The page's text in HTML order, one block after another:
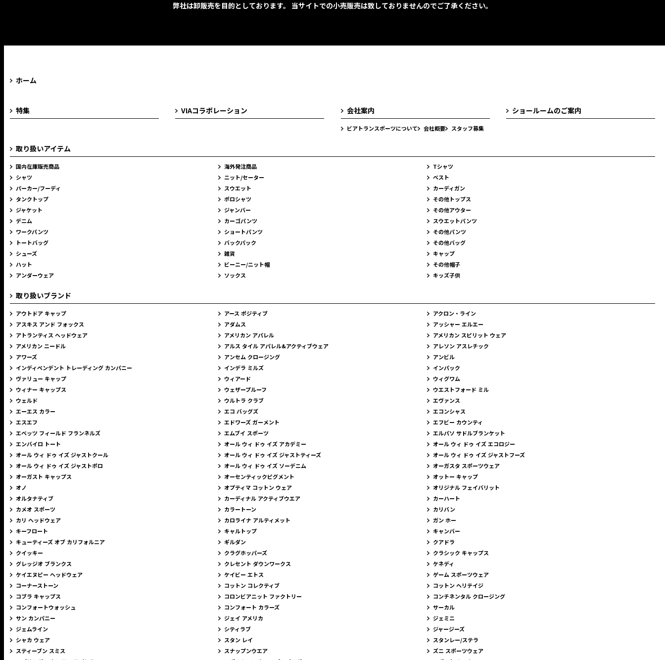
弊社は卸販売を目的としております。 当サイトでの小売販売は致しておりませんのでご了承ください。
ホーム
特集 VIAコラボレーション 会社案内
ビアトランスポーツについて 会社概要 スタッフ募集
ショールームのご案内
取り扱いブランド
アウトドア キャップ アース ポジティブ
アクロン・ライン
アスキス アンド フォックス
アダムス
アッシャー エルエー
アトランティス ヘッドウェア
アメリカン アパレル
アメリカン スピリット ウェア
アメリカン ニードル
アルス タイル アパレル&アクティブウェア
アレソン アスレチック
アワーズ
アンセム クロージング
アンビル
インディペンデント トレーディング カンパニー
インデラ ミルズ
インパック
ヴァリュー キャップ
ウィアード
ウィグワム
ウィナー キャップス
ウェザープルーフ
ウエストフォード ミル
ウェルド
ウルトラ クラブ
エヴァンス
エーエス カラー
エコ バッグズ
エコンシャス
エスエフ
エドワーズ ガーメント
エフビー カウンティ
エベッツ フィールド フランネルズ
エムブイ スポーツ
エルパソ サドルブランケット
エンバイロ トート
オール ウィ ドゥ イズ アカデミー
オール ウィ ドゥ イズ エコロジー
オール ウィ ドゥ イズ ジャストクール
オール ウィ ドゥ イズ ジャストティーズ
オール ウィ ドゥ イズ ジャストフーズ
オール ウィ ドゥ イズ ジャストポロ
オール ウィ ドゥ イズ ソーデニム
オーガスタ スポーツウェア
オーガスト キャップス
オーセンティックピグメント
オットー キャップ
オノ
オプティマ コットン ウェア
オリジナル フェイバリット
オルタナティブ
カーディナル アクティブウエア
カーハート
カメオ スポーツ
カラートーン
カリバン
カリ ヘッドウェア
カロライナ アルティメット
ガン ホー
キーフロート
キャルトップ
キャンバー
キューティーズ オブ カリフォルニア
ギルダン
クアドラ
クイッキー
クラグホッパーズ
クラシック キャップス
グレッジオ ブランクス
クレセント ダウンワークス
ケネディ
ケイエヌピー ヘッドウェア
ケイビー エトス
ゲーム スポーツウェア
コーナーストーン
コットン コレクティブ
コットン ヘリテイジ
コブラ キャップス
コロンビアニット ファクトリー
コンチネンタル クロージング
コンフォートウォッシュ
コンフォート カラーズ
サーカル
サン カンパニー
ジェイ アメリカ
ジェミニ
ジェムライン
シティラブ
ジャージーズ
シャカ ウェア
スタン レイ
スタンレー/ステラ
スティーブン スミス
スナップンウエア
ズニ スポーツウェア
取り扱いアイテム
国内在庫販売商品 海外発注商品
Tシャツ
シャツ
ニット/セーター
ベスト
パーカー/フーディ
スウエット
カーディガン
タンクトップ
ポロシャツ
その他トップス
ジャケット
ジャンバー
その他アウター
デニム
カーゴパンツ
スウエットパンツ
ワークパンツ
ショートパンツ
その他パンツ
トートバッグ
バックパック
その他バッグ
シューズ
雑貨
キャップ
ハット
ビーニー/ニット帽
その他帽子
アンダーウェア
ソックス キッズ子供